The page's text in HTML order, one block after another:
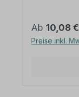
eine
einer Höhe
Norm:
Regulärer
Ab 10,08 €
Preise inkl.